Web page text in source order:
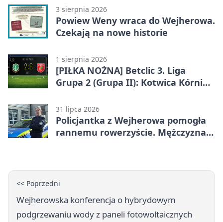
3 sierpnia 2026
Powiew Weny wraca do Wejherowa.
Czekają na nowe historie
1 sierpnia 2026
[PIŁKA NOŻNA] Betclic 3. Liga
Grupa 2 (Grupa II): Kotwica Kórnik –
31 lipca 2026
Policjantka z Wejherowa pomogła
rannemu rowerzyście. Mężczyzna
<< Poprzedni
Wejherowska konferencja o hybrydowym
podgrzewaniu wody z paneli fotowoltaicznych